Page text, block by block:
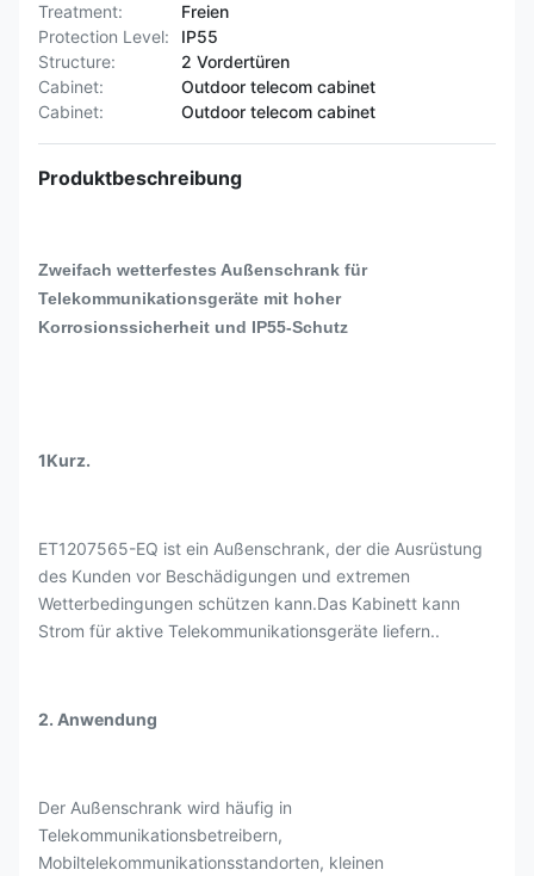
Treatment:
Freien
Protection Level:
IP55
Structure:
2 Vordertüren
Cabinet:
Outdoor telecom cabinet
Cabinet:
Outdoor telecom cabinet
Produktbeschreibung
Zweifach wetterfestes Außenschrank für
Telekommunikationsgeräte mit hoher
Korrosionssicherheit und IP55-Schutz
1Kurz.
ET1207565-EQ ist ein Außenschrank, der die Ausrüstung
des Kunden vor Beschädigungen und extremen
Wetterbedingungen schützen kann.Das Kabinett kann
Strom für aktive Telekommunikationsgeräte liefern..
2. Anwendung
Der Außenschrank wird häufig in
Telekommunikationsbetreibern,
Mobiltelekommunikationsstandorten, kleinen